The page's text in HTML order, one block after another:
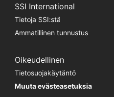
SSI International
Tietoja SSI:stä
Ammatillinen tunnustus
Oikeudellinen
Tietosuojakäytäntö
Muuta evästeasetuksia